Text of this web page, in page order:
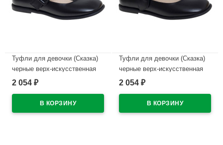
Туфли для девочки (Сказка)
черные верх-искусственная
кожа подкладка-натуральная
арт.R818094785ВК
2 054 ₽
Туфли для девочки (Сказка)
черные верх-искусственная
кожа подкладка-натуральная
арт.R818094781BK
2 054 ₽